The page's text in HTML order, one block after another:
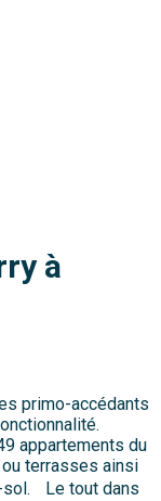
à
primo-accédants
appartements du
terrasses ainsi
sol. Le tout dans